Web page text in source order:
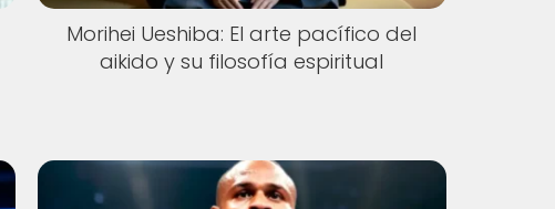
Morihei Ueshiba: El arte pacífico del
aikido y su filosofía espiritual